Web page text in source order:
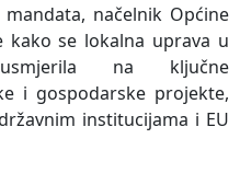
načelnik Općine
kako se lokalna uprava u
na ključne
i gospodarske projekte,
institucijama i EU